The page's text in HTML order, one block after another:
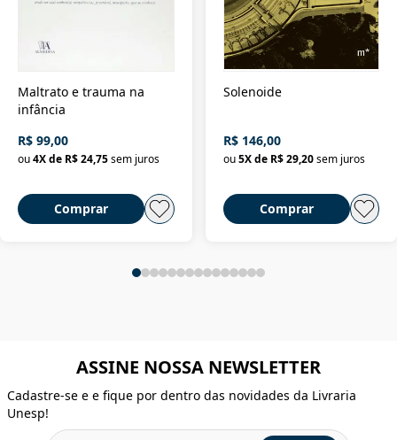
Maltrato e trauma na
infância
R$ 99,00
ou4X de R$ 24,75sem juros
Comprar
Solenoide
R$ 146,00
ou 5X de R$ 29,20 sem juros
Comprar
ASSINE NOSSA NEWSLETTER
Cadastre-se e e fique por dentro das novidades da Livraria
Unesp!